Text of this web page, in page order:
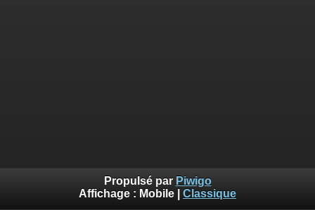
Propulsé par Piwigo
Affichage : Mobile Classique